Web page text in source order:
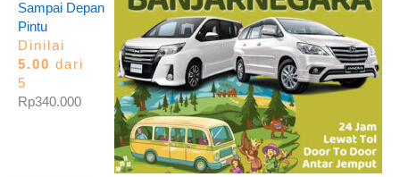
Sampai Depan
Pintu
Dinilai
5.00 dari
5
Rp340.000